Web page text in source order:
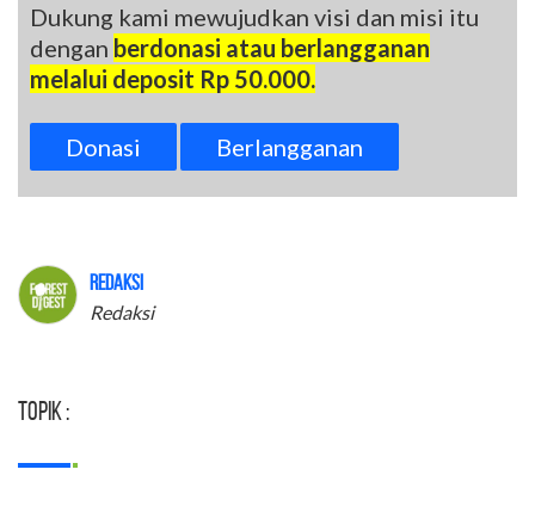
Dukung kami mewujudkan visi dan misi itu
dengan berdonasi atau berlangganan
melalui deposit Rp 50.000.
Donasi Berlangganan
Redaksi
Redaksi
Topik :